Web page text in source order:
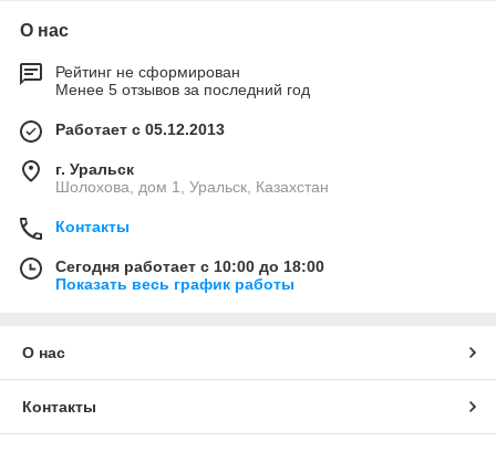
О нас
Рейтинг не сформирован
Менее 5 отзывов за последний год
Работает с 05.12.2013
г. Уральск
Шолохова, дом 1, Уральск, Казахстан
Контакты
Сегодня работает с 10:00 до 18:00
Показать весь график работы
О нас
Контакты